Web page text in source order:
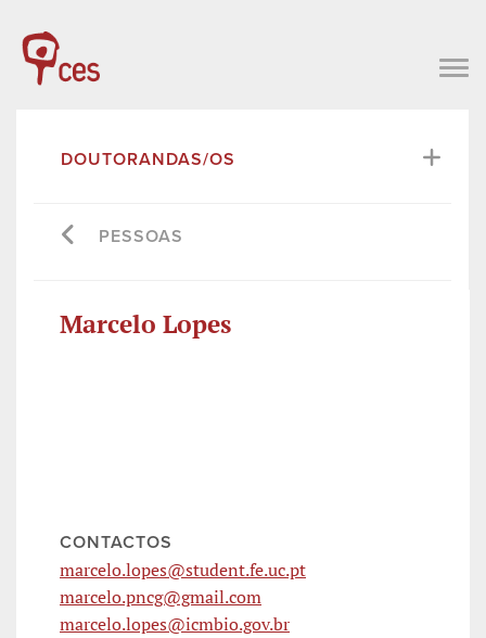
DOUTORANDAS/OS
PESSOAS
Marcelo Lopes
CONTACTOS
marcelo.lopes@student.fe.uc.pt
marcelo.pncg@gmail.com
marcelo.lopes@icmbio.gov.br